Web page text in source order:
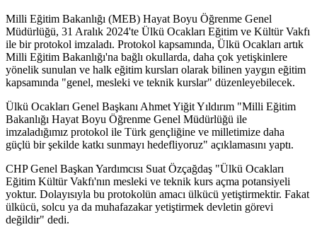
Milli Eğitim Bakanlığı (MEB) Hayat Boyu Öğrenme Genel
Müdürlüğü, 31 Aralık 2024'te Ülkü Ocakları Eğitim ve Kültür Vakfı
ile bir protokol imzaladı. Protokol kapsamında, Ülkü Ocakları artık
Milli Eğitim Bakanlığı'na bağlı okullarda, daha çok yetişkinlere
yönelik sunulan ve halk eğitim kursları olarak bilinen yaygın eğitim
kapsamında "genel, mesleki ve teknik kurslar" düzenleyebilecek.
Ülkü Ocakları Genel Başkanı Ahmet Yiğit Yıldırım "Milli Eğitim
Bakanlığı Hayat Boyu Öğrenme Genel Müdürlüğü ile
imzaladığımız protokol ile Türk gençliğine ve milletimize daha
güçlü bir şekilde katkı sunmayı hedefliyoruz" açıklamasını yaptı.
CHP Genel Başkan Yardımcısı Suat Özçağdaş "Ülkü Ocakları
Eğitim Kültür Vakfı'nın mesleki ve teknik kurs açma potansiyeli
yoktur. Dolayısıyla bu protokolün amacı ülkücü yetiştirmektir. Fakat
ülkücü, solcu ya da muhafazakar yetiştirmek devletin görevi
değildir" dedi.